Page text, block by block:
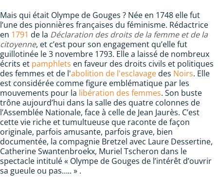
Mais qui était Olympe de Gouges ? Née en 1748 elle fut
l’une des pionnières françaises du féminisme. Rédactrice
en 1791 de la Déclaration des droits de la femme et de la
citoyenne, et c’est pour son engagement qu’elle fut
guillotinée le 3 novembre 1793. Elle a laissé de nombreux
écrits et pamphlets en faveur des droits civils et politiques
des femmes et de l'abolition de l'esclavage des Noirs. Elle
est considérée comme figure emblématique par les
mouvements pour la libération des femmes. Son buste
trône aujourd’hui dans la salle des quatre colonnes de
l’Assemblée Nationale, face à celle de Jean Jaurès. C’est
cette vie riche et tumultueuse que raconte de façon
originale, parfois amusante, parfois grave, bien
documentée, la compagnie Bretzel avec Laure Dessertine,
Catherine Swantenbroekx, Muriel Tscheron dans le
spectacle intitulé « Olympe de Gouges de l’intérêt d’ouvrir
sa gueule ou pas….. » .